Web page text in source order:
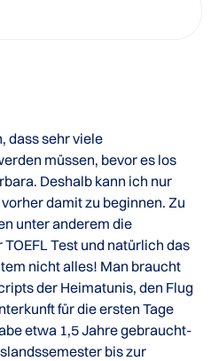
dass sehr viele
müssen, bevor es los
Deshalb kann ich nur
damit zu beginnen. Zu
unter anderem die
Test und natürlich das
nicht alles! Man braucht
der Heimatunis, den Flug
für die ersten Tage
etwa 1,5 Jahre gebraucht-
bis zur